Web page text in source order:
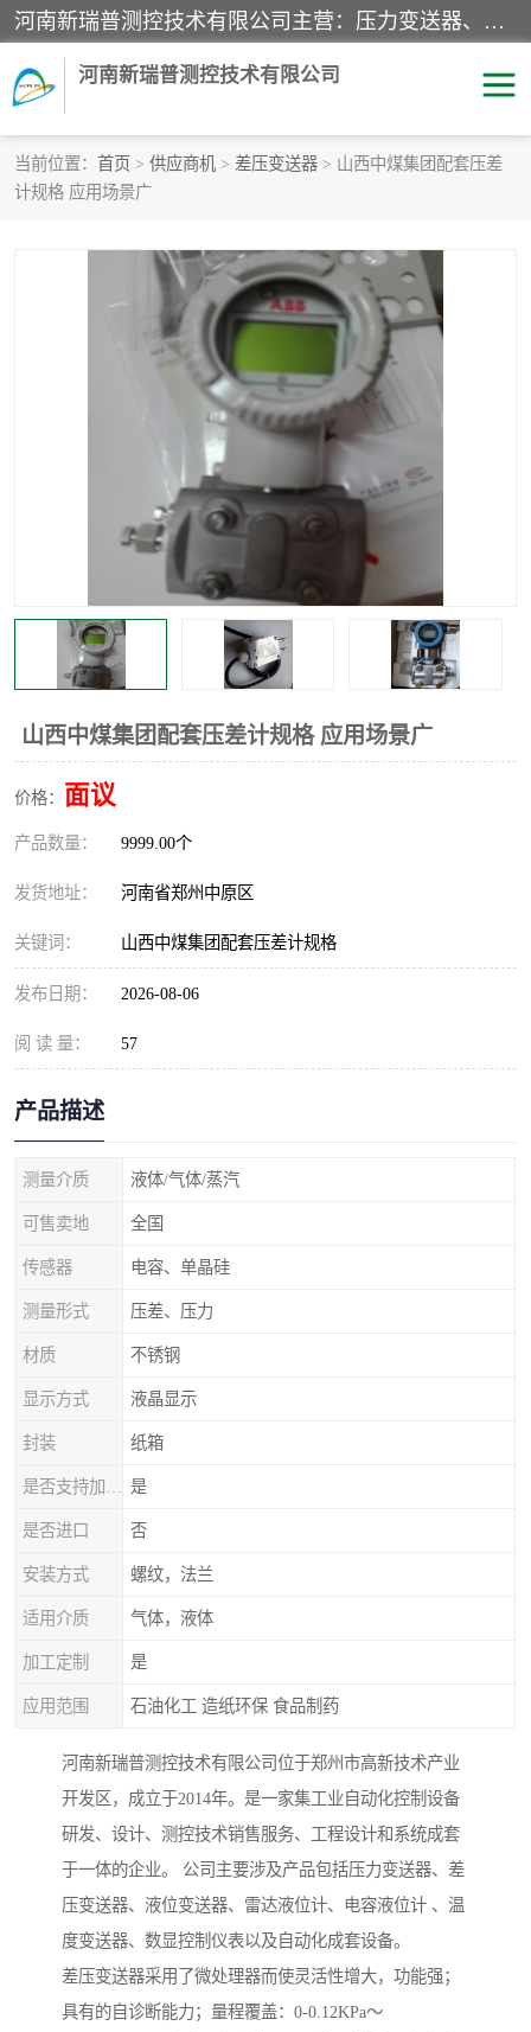
河南新瑞普测控技术有限公司主营：压力变送器、液位变送器、差压变送器、雷达料位计、电容物位计、温度显示控制仪表、电量变送器、流量计、工业自动化系统成套设备。
河南新瑞普测控技术有限公司
当前位置： 首页 > 供应商机 > 差压变送器 > 山西中煤集团配套压差
计规格 应用场景广
山西中煤集团配套压差计规格 应用场景广
价格： 面议
产品数量： 9999.00个
发货地址： 河南省郑州中原区
关键词： 山西中煤集团配套压差计规格
发布日期： 2026-08-06
阅 读 量： 57
产品描述
测量介质 液体/气体/蒸汽
可售卖地 全国
传感器 电容、单晶硅
测量形式 压差、压力
材质 不锈钢
显示方式 液晶显示
封装 纸箱
是
是否进口 否
安装方式 螺纹，法兰
适用介质 气体，液体
加工定制 是
应用范围 石油化工 造纸环保 食品制药
河南新瑞普测控技术有限公司位于郑州市高新技术产业
开发区，成立于2014年。是一家集工业自动化控制设备
研发、设计、测控技术销售服务、工程设计和系统成套
于一体的企业。 公司主要涉及产品包括压力变送器、差
压变送器、液位变送器、雷达液位计、电容液位计 、温
度变送器、数显控制仪表以及自动化成套设备。
差压变送器采用了微处理器而使灵活性增大，功能强；
具有的自诊断能力；量程覆盖：0-0.12KPa～
霍尼韦尔压力变送器
1151/3351产品分类 精巧型压力变送器
雷达料位计
标准型工业压力变送器 罐旁显示仪
温度传感器变送器
电容物位计
温度显示控制仪表 电量变送器
流量计 工业自动化系统成套设备